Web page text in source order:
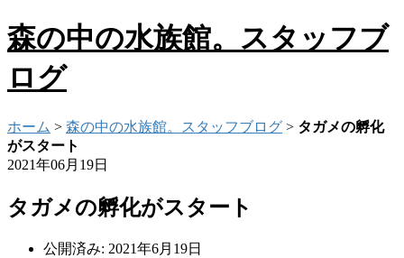
森の中の水族館。スタッフブ
ログ
ホーム > 森の中の水族館。スタッフブログ > タガメの孵化
がスタート
2021年06月19日
タガメの孵化がスタート
公開済み: 2021年6月19日